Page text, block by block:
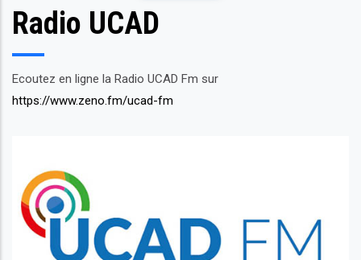
Radio UCAD
Ecoutez en ligne la Radio UCAD Fm sur
https://www.zeno.fm/ucad-fm